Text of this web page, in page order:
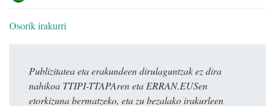
Osorik irakurri
Publizitatea eta erakundeen dirulaguntzak ez dira
nahikoa TTIPI-TTAPAren eta ERRAN.EUSen
etorkizuna bermatzeko, eta zu bezalako irakurleen